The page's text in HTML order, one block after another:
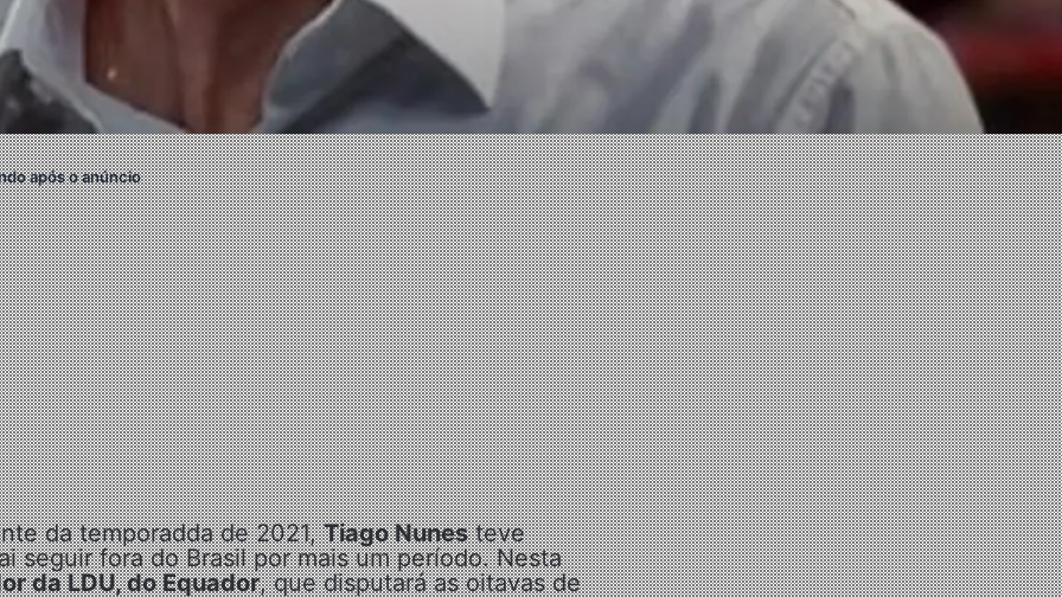
após o anúncio
da temporadda de 2021,Tiago Nunesteve
seguir fora do Brasil por mais um período. Nesta
da LDU, do Equador, que disputará as oitavas de